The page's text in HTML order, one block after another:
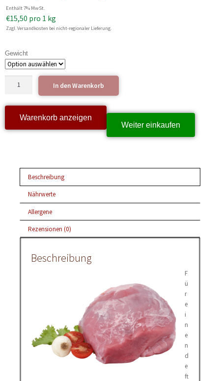
Enthält 7% MwSt.
€15,50 pro 1 kg
Zzgl. Versandkosten bei nicht-regionaler Lieferung.
Gewicht
In den Warenkorb
Warenkorb anzeigen
Weiter einkaufen
Beschreibung
Nährwerte
Allergene
Rezensionen (0)
Beschreibung
F
ü
r
e
i
n
e
n
d
e
ft